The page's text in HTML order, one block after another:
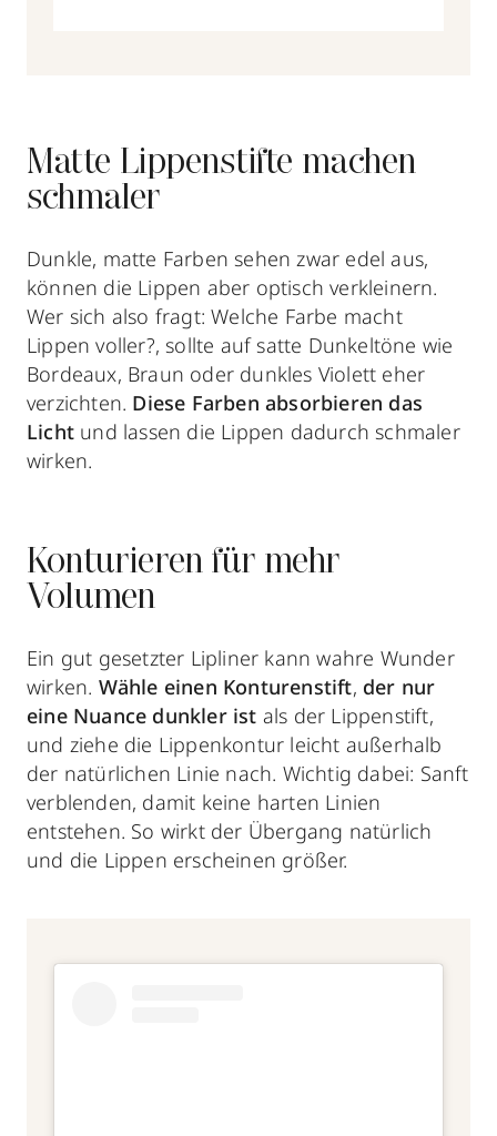
Matte Lippenstifte machen
schmaler
Dunkle, matte Farben sehen zwar edel aus,
können die Lippen aber optisch verkleinern.
Wer sich also fragt: Welche Farbe macht
Lippen voller?, sollte auf satte Dunkeltöne wie
Bordeaux, Braun oder dunkles Violett eher
verzichten. Diese Farben absorbieren das
Licht und lassen die Lippen dadurch schmaler
wirken.
Konturieren für mehr
Volumen
Ein gut gesetzter Lipliner kann wahre Wunder
wirken. Wähle einen Konturenstift, der nur
eine Nuance dunkler ist als der Lippenstift,
und ziehe die Lippenkontur leicht außerhalb
der natürlichen Linie nach. Wichtig dabei: Sanft
verblenden, damit keine harten Linien
entstehen. So wirkt der Übergang natürlich
und die Lippen erscheinen größer.